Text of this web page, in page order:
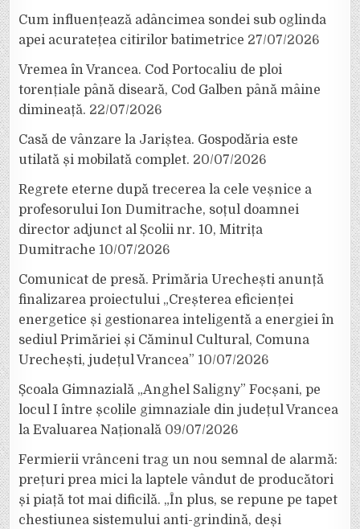
Cum influențează adâncimea sondei sub oglinda
apei acuratețea citirilor batimetrice 27/07/2026
Vremea în Vrancea. Cod Portocaliu de ploi
torențiale până diseară, Cod Galben până mâine
dimineață. 22/07/2026
Casă de vânzare la Jariștea. Gospodăria este
utilată și mobilată complet. 20/07/2026
Regrete eterne după trecerea la cele veșnice a
profesorului Ion Dumitrache, soțul doamnei
director adjunct al Școlii nr. 10, Mitrița
Dumitrache 10/07/2026
Comunicat de presă. Primăria Urechești anunță
finalizarea proiectului „Creșterea eficienței
energetice și gestionarea inteligentă a energiei în
sediul Primăriei și Căminul Cultural, Comuna
Urechești, județul Vrancea” 10/07/2026
Școala Gimnazială „Anghel Saligny” Focșani, pe
locul I între școlile gimnaziale din județul Vrancea
la Evaluarea Națională 09/07/2026
Fermierii vrânceni trag un nou semnal de alarmă:
prețuri prea mici la laptele vândut de producători
și piață tot mai dificilă. „În plus, se repune pe tapet
chestiunea sistemului anti-grindină, deși